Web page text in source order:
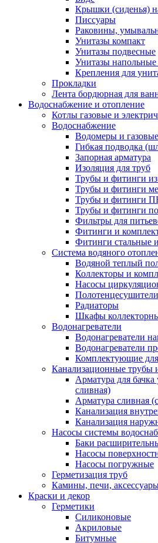
Крышки (сиденья)
Писсуары
Раковины,
Унитазы компакт
Унитазы подвесные
Унитазы
Крепления для
Прокладки
Лента бордюрная для
Водоснабжение и отопление
Котлы газовые и
Водоснабжение
Водомеры и
Гибкая подводка
Запорная арматура
Изоляция для труб
Трубы и фитинги
Трубы и фитинги
Трубы и фитинги
Трубы и фитинги
Фильтры для
Фитинги и
Фитинги стальные
Система водяного
Водяной теплый
Коллекторы и
Насосы
Полотенцесушители
Радиаторы
Шкафы
Водонагреватели
Водонагреватели
Водонагреватели
Комплектующие для
Канализационные трубы
Арматура для бачка
сливная)
Арматура сливная
Канализация
Канализация
Насосы системы
Баки
Насосы
Насосы погружные
Герметизация труб
Камины, печи,
Краски и декор
Герметики
Силиконовые
Акриловые
Битумные